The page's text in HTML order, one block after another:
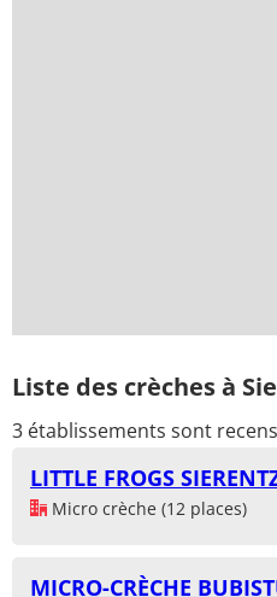
Liste des crèches à
3 établissements sont
LITTLE FROGS
Micro crèche (12 places)
MICRO-CRÈCHE